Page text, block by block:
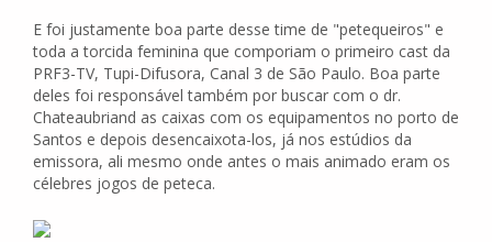
E foi justamente boa parte desse time de "petequeiros" e
toda a torcida feminina que comporiam o primeiro cast da
PRF3-TV, Tupi-Difusora, Canal 3 de São Paulo. Boa parte
deles foi responsável também por buscar com o dr.
Chateaubriand as caixas com os equipamentos no porto de
Santos e depois desencaixota-los, já nos estúdios da
emissora, ali mesmo onde antes o mais animado eram os
célebres jogos de peteca.